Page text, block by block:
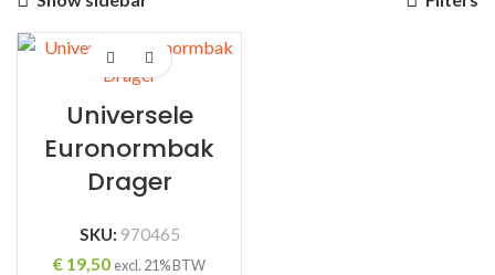
Universele
Euronormbak
Drager
SKU: 970465
€ 19,50 excl. 21% BTW